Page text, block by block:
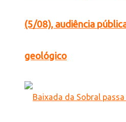
(5/08), audiência
geológico